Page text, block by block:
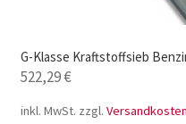
G-Klasse Kraftstoffsieb
522,29€
inkl. MwSt. zzgl. Versandkosten